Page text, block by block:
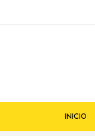
INICIO